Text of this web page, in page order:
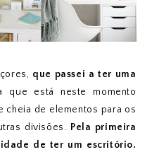
que passei a ter uma
que está neste momento
cheia de elementos para os
divisões. Pela primeira
de ter um escritório.